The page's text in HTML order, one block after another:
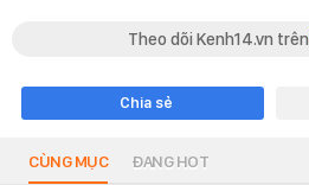
Theo dõi Kenh14.vn trên
Chia sẻ
CÙNG MỤC ĐANG HOT